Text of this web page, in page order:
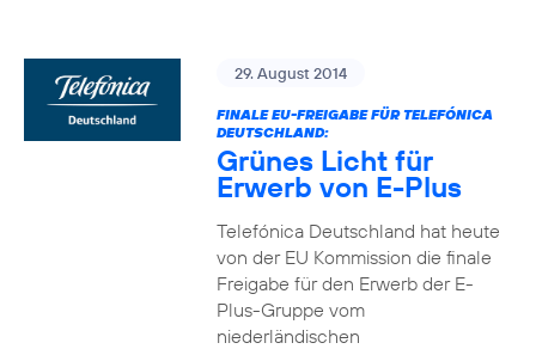
29. August 2014
FINALE EU-FREIGABE FÜR TELEFÓNICA
DEUTSCHLAND:
Grünes Licht für
Erwerb von E-Plus
Telefónica Deutschland hat heute
von der EU Kommission die finale
Freigabe für den Erwerb der E-
Plus-Gruppe vom
niederländischen